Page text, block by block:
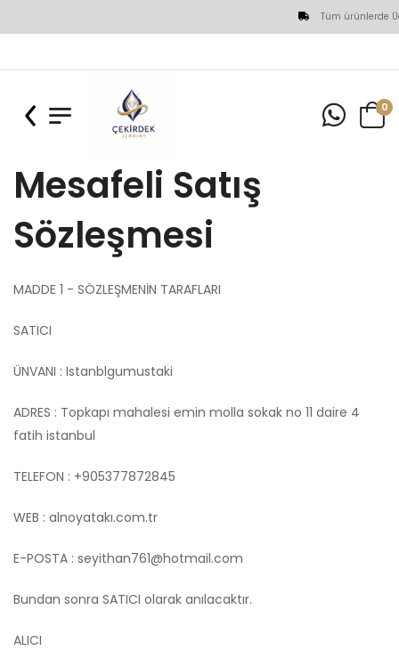
Tüm ürünlerde
0
Mesafeli Satış
Sözleşmesi
MADDE 1 - SÖZLEŞMENİN TARAFLARI
SATICI
ÜNVANI : Istanblgumustaki
ADRES : Topkapı mahalesi emin molla sokak no 11 daire 4
fatih istanbul
TELEFON : +905377872845
WEB : alnoyatakı.com.tr
E-POSTA : seyithan761@hotmail.com
Bundan sonra SATICI olarak anılacaktır.
ALICI